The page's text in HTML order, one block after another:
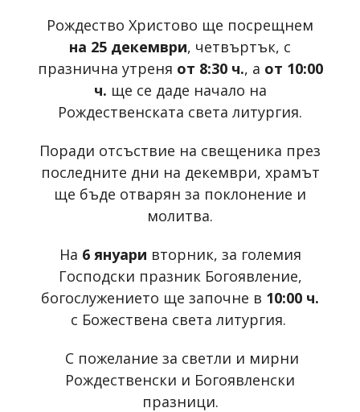
Рождество Христово ще посрещнем
на 25 декември, четвъртък, с
празнична утреня от 8:30 ч., а от 10:00
ч. ще се даде начало на
Рождественската света литургия.
Поради отсъствие на свещеника през
последните дни на декември, храмът
ще бъде отварян за поклонение и
молитва.
На 6 януари вторник, за големия
Господски празник Богоявление,
богослужението ще започне в 10:00 ч.
с Божествена света литургия.
С пожелание за светли и мирни
Рождественски и Богоявленски
празници.